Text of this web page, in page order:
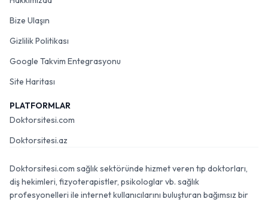
Bize Ulaşın
Gizlilik Politikası
Google Takvim Entegrasyonu
Site Haritası
PLATFORMLAR
Doktorsitesi.com
Doktorsitesi.az
Doktorsitesi.com sağlık sektöründe hizmet veren tıp doktorları,
diş hekimleri, fizyoterapistler, psikologlar vb. sağlık
profesyonelleri ile internet kullanıcılarını buluşturan bağımsız bir